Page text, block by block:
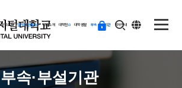
대학소개 입학지원센터 학과소개 대학원 대학생활 부속·부설기관 학사안내
등
하
ENG
부속·부설기관